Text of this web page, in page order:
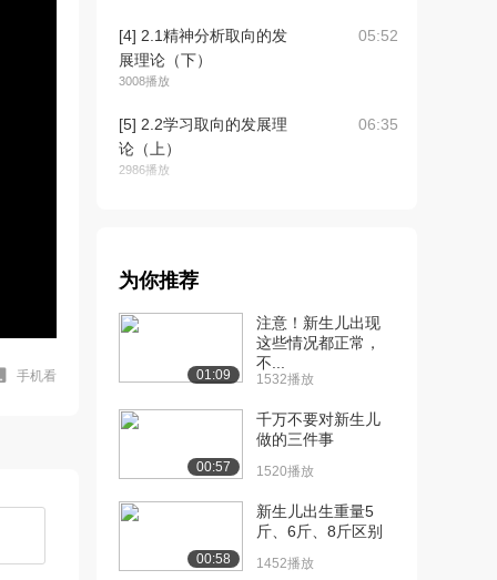
手机看
[4] 2.1精神分析取向的发
展理论（下）
3008播放
05:52
[5] 2.2学习取向的发展理
论（上）
2986播放
06:35
论（上）
论（下）
[9] 3.1新生命的产生
2317播放
[10] 3.2胎内发展的过程
（上）
05:35
为你推荐
01:09
注意！新生儿出现
这些情况都正常，
不...
1532播放
00:57
千万不要对新生儿
做的三件事
1520播放
00:58
新生儿出生重量5
斤、6斤、8斤区别
1452播放